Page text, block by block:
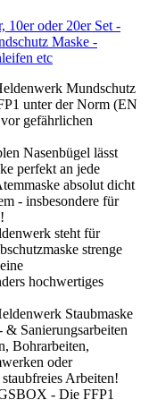
oder 20er Set -
Maske -
etc
Mundschutz
unter der Norm (EN
gefährlichen
Nasenbügel lässt
perfekt an jede
absolut dicht
- insbesondere für
steht für
strenge
hochwertiges
Staubmaske
Sanierungsarbeiten
Bohrarbeiten,
oder
Arbeiten!
- Die FFP1